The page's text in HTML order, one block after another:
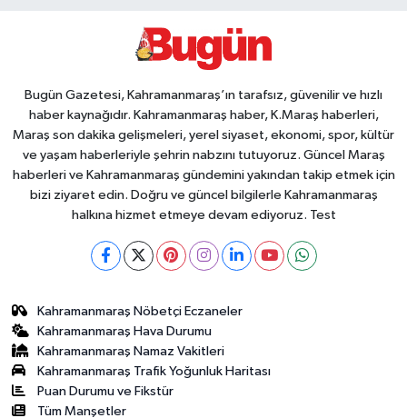
Bugün Gazetesi, Kahramanmaraş’ın tarafsız, güvenilir ve hızlı
haber kaynağıdır. Kahramanmaraş haber, K.Maraş haberleri,
Maraş son dakika gelişmeleri, yerel siyaset, ekonomi, spor, kültür
ve yaşam haberleriyle şehrin nabzını tutuyoruz. Güncel Maraş
haberleri ve Kahramanmaraş gündemini yakından takip etmek için
bizi ziyaret edin. Doğru ve güncel bilgilerle Kahramanmaraş
halkına hizmet etmeye devam ediyoruz. Test
Kahramanmaraş Nöbetçi Eczaneler
Kahramanmaraş Hava Durumu
Kahramanmaraş Namaz Vakitleri
Kahramanmaraş Trafik Yoğunluk Haritası
Puan Durumu ve Fikstür
Tüm Manşetler